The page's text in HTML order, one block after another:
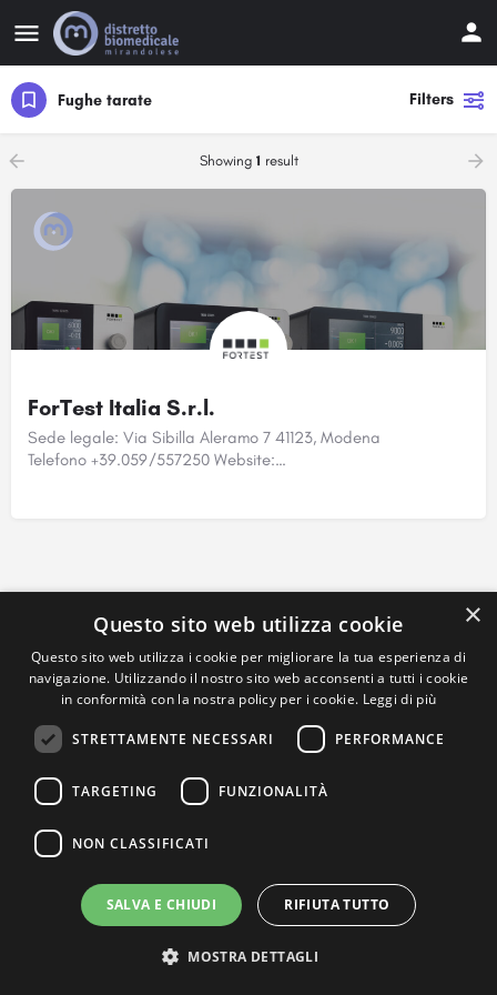
Fughe tarate Filters
Showing 1 result
ForTest Italia S.r.l.
Sede legale: Via Sibilla Aleramo 7 41123, Modena
Telefono +39.059/557250 Website:…
×
Questo sito web utilizza cookie
Questo sito web utilizza i cookie per migliorare la tua esperienza di
navigazione. Utilizzando il nostro sito web acconsenti a tutti i cookie
in conformità con la nostra policy per i cookie. Leggi di più
STRETTAMENTE NECESSARI PERFORMANCE
TARGETING FUNZIONALITÀ
NON CLASSIFICATI
SALVA E CHIUDI RIFIUTA TUTTO
MOSTRA DETTAGLI